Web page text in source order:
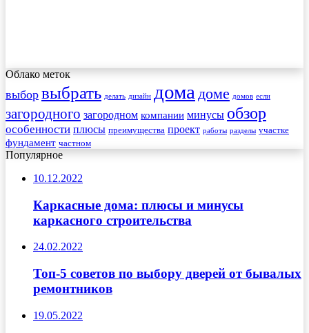
Облако меток
выбор выбрать делать дизайн дома доме домов если
загородного загородном компании минусы обзор
особенности плюсы преимущества проект работы разделы участке
фундамент частном
Популярное
10.12.2022
Каркасные дома: плюсы и минусы
каркасного строительства
24.02.2022
Топ-5 советов по выбору дверей от бывалых
ремонтников
19.05.2022